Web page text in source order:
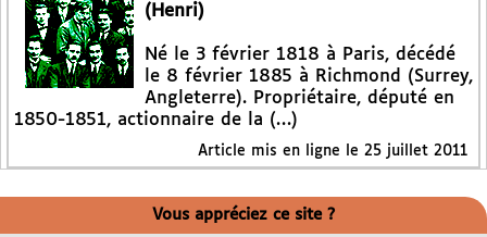
(Henri)
Né le 3 février 1818 à Paris, décédé
le 8 février 1885 à Richmond (Surrey,
Angleterre). Propriétaire, député en
1850-1851, actionnaire de la (…)
Article mis en ligne le 25 juillet 2011
Vous appréciez ce site ?